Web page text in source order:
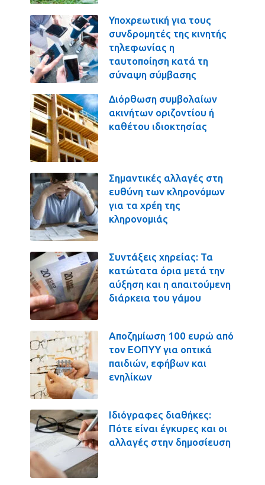
Υποχρεωτική για τους
συνδρομητές της κινητής
τηλεφωνίας η
ταυτοποίηση κατά τη
σύναψη σύμβασης
Διόρθωση συμβολαίων
ακινήτων οριζοντίου ή
καθέτου ιδιοκτησίας
Σημαντικές αλλαγές στη
ευθύνη των κληρονόμων
για τα χρέη της
κληρονομιάς
Συντάξεις χηρείας: Τα
κατώτατα όρια μετά την
αύξηση και η απαιτούμενη
διάρκεια του γάμου
Αποζημίωση 100 ευρώ από
τον ΕΟΠΥΥ για οπτικά
παιδιών, εφήβων και
ενηλίκων
Ιδιόγραφες διαθήκες:
Πότε είναι έγκυρες και οι
αλλαγές στην δημοσίευση